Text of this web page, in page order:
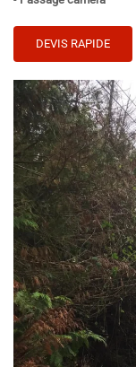
DEVIS RAPIDE